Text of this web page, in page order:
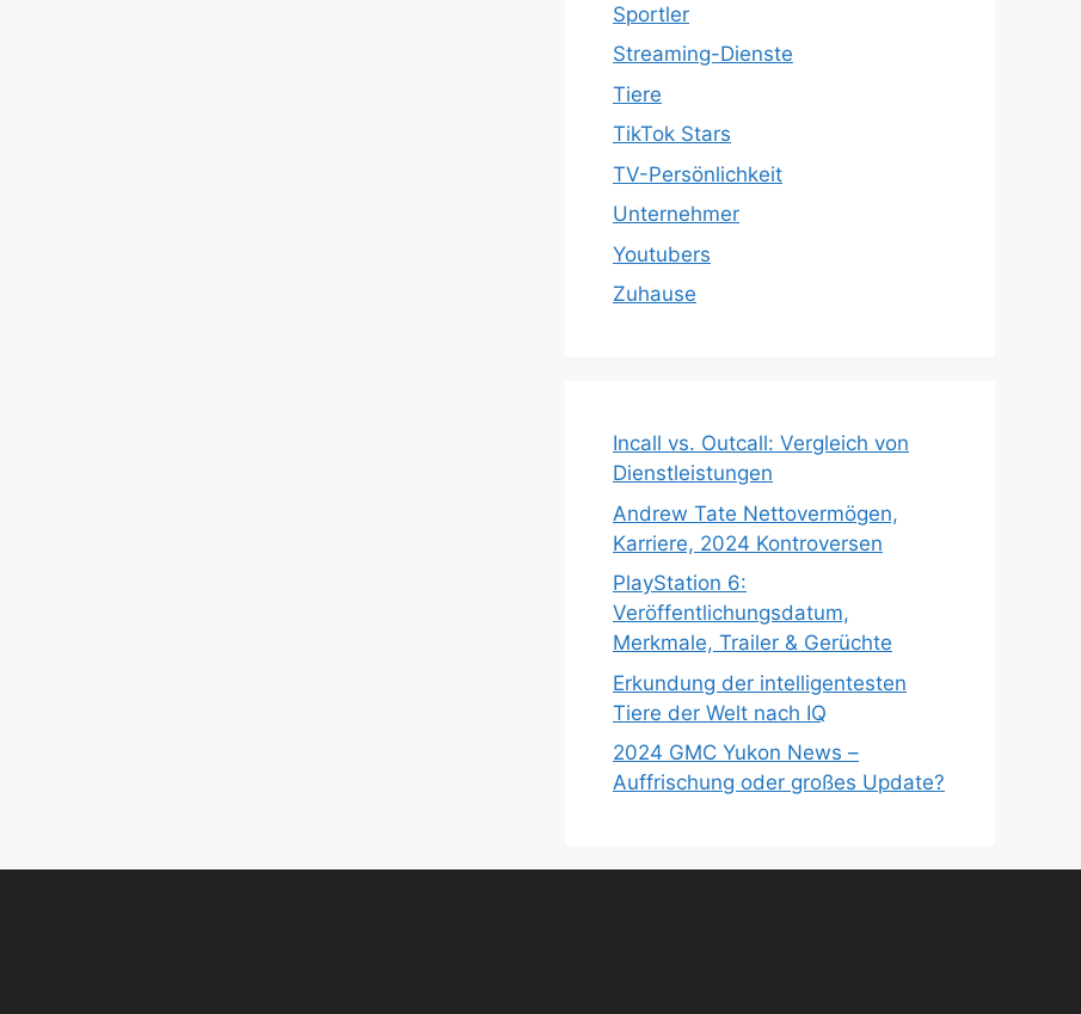
Sportler
Streaming-Dienste
Tiere
TikTok Stars
TV-Persönlichkeit
Unternehmer
Youtubers
Zuhause
Incall vs. Outcall: Vergleich von
Dienstleistungen
Andrew Tate Nettovermögen,
Karriere, 2024 Kontroversen
PlayStation 6:
Veröffentlichungsdatum,
Merkmale, Trailer & Gerüchte
Erkundung der intelligentesten
Tiere der Welt nach IQ
2024 GMC Yukon News –
Auffrischung oder großes Update?